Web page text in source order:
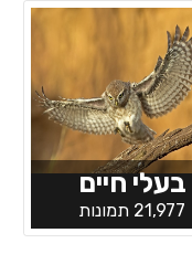
בעלי חיים
21,977 תמונות